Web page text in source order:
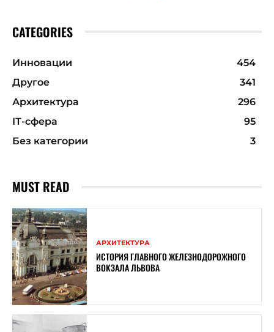
CATEGORIES
Инновации
454
Другое
341
Архитектура
296
ІТ-сфера
95
Без категории
3
MUST READ
АРХИТЕКТУРА
ИСТОРИЯ ГЛАВНОГО ЖЕЛЕЗНОДОРОЖНОГО
ВОКЗАЛА ЛЬВОВА